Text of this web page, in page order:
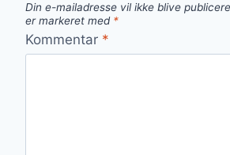
Din e-mailadresse vil ikke blive
er markeret med *
Kommentar *